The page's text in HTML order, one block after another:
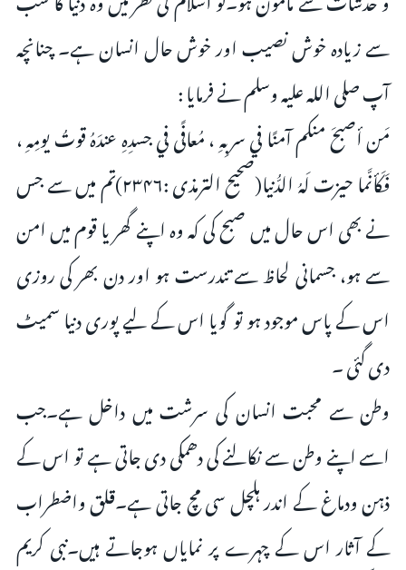
سے زیادہ خوش نصیب اور خوش حال انسان ہے۔ چنانچہ
آپ صلی اللہ علیہ وسلم نے فرمایا :
مَن أصبحَ منكم آمنًا في سربِهِ ، مُعافًى في جسدِهِ عندَهُ قوتُ يومِهِ ،
فَكَأنَّما حيزت لَهُ الدُّنيا(صحيح الترمذی :۲۳۴۶)تم میں سے جس
نے بھی اس حال میں صبح کی کہ وہ اپنے گھر یا قوم میں امن
سے ہو، جسمانی لحاظ سے تندرست ہو اور دن بھر کی روزی
اس کے پاس موجود ہو تو گویا اس کے لیے پوری دنیا سمیٹ
دی گئی ۔
وطن سے محبت انسان کی سرشت میں داخل ہے۔جب
اسے اپنے وطن سے نکالنے کی دھمکی دی جاتی ہے تو اس کے
ذہن ودماغ کے اندر ہلچل سی مچ جاتی ہے۔قلق واضطراب
کے آثار اس کے چہرے پر نمایاں ہوجاتے ہیں۔نبی کریم